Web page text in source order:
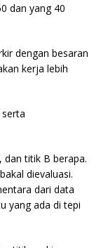
dan yang 40
dengan besaran
kerja lebih
dan titik B berapa.
dievaluasi.
dari data
yang ada di tepi